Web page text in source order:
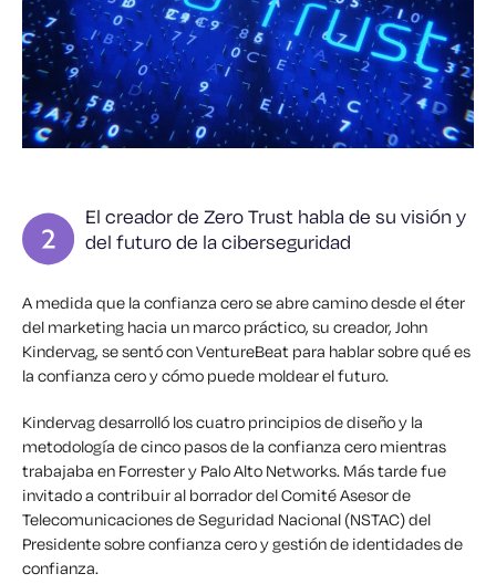
El creador de Zero Trust habla de su visión y
del futuro de la ciberseguridad
A medida que la confianza cero se abre camino desde el éter
del marketing hacia un marco práctico, su creador, John
Kindervag, se sentó con VentureBeat para hablar sobre qué es
la confianza cero y cómo puede moldear el futuro.
Kindervag desarrolló los cuatro principios de diseño y la
metodología de cinco pasos de la confianza cero mientras
trabajaba en Forrester y Palo Alto Networks. Más tarde fue
invitado a contribuir al borrador del Comité Asesor de
Telecomunicaciones de Seguridad Nacional (NSTAC) del
Presidente sobre confianza cero y gestión de identidades de
confianza.